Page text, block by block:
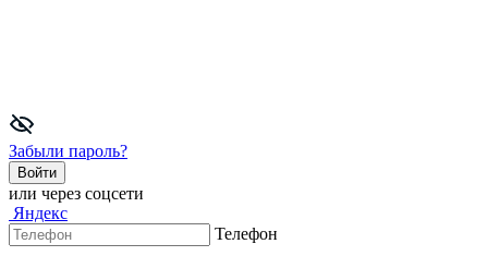
Забыли пароль?
Войти
или через соцсети
Яндекс
Телефон